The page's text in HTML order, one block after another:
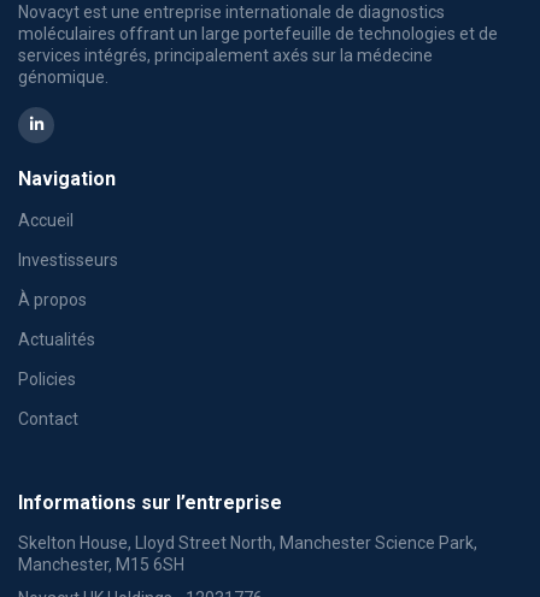
Novacyt est une entreprise internationale de diagnostics
moléculaires offrant un large portefeuille de technologies et de
services intégrés, principalement axés sur la médecine
génomique.
Navigation
Accueil
Investisseurs
À propos
Actualités
Policies
Contact
Informations sur l’entreprise
Skelton House, Lloyd Street North, Manchester Science Park,
Manchester, M15 6SH